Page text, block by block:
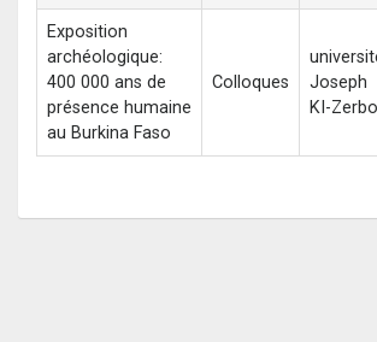
Exposition
archéologique:
400 000 ans de
présence humaine
au Burkina Faso
Colloques
Joseph
KI-Zerbo